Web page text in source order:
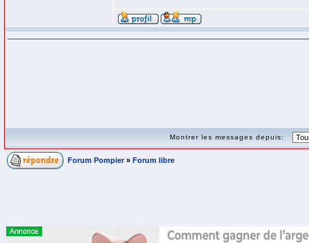
Montrer les messages depuis:
Forum Pompier » Forum libre